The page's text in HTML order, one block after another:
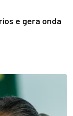
e gera onda